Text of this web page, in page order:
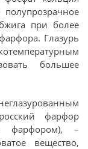
при более
Глазурь
большее
фарфор
фарфором), –
вещество,